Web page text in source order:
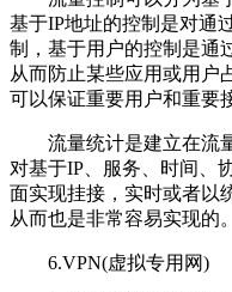
基于IP地址的控制是对通
制，基于用户的控制是通
从而防止某些应用或用户
可以保证重要用户和重要
流量统计是建立在流量
对基于IP、服务、时间、
面实现挂接，实时或者以
从而也是非常容易实现的。
6.VPN(虚拟专用网)